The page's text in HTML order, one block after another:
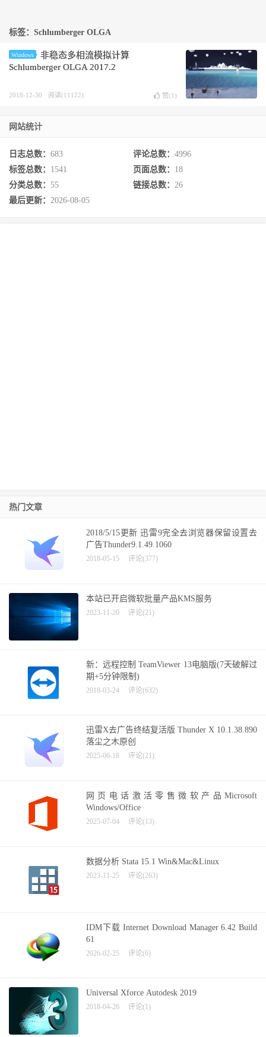
标签：Schlumberger OLGA
Windows
非稳态多相流模拟计算
Schlumberger OLGA 2017.2
2018-12-30 阅读(11122) 赞(1 )
网站统计
日志总数： 683 评论总数： 4996
标签总数： 1541 页面总数： 18
分类总数： 55 链接总数： 26
最后更新： 2026-08-05
热门文章
2018/5/15更新 迅雷9完全去浏览器保留设置去
广告Thunder9.1.49.1060
2018-05-15 评论(377)
本站已开启微软批量产品KMS服务
2023-11-20 评论(21)
新：远程控制 TeamViewer 13电脑版(7天破解过
期+5分钟限制)
2018-03-24 评论(632)
迅雷X去广告终结复活版 Thunder X 10.1.38.890
落尘之木原创
2025-06-18 评论(21)
网页电话激活零售微软产品Microsoft
Windows/Office
2025-07-04 评论(13)
数据分析 Stata 15.1 Win&Mac&Linux
2023-11-25 评论(263)
IDM下载 Internet Download Manager 6.42 Build
61
2026-02-25 评论(6)
Universal Xforce Autodesk 2019
2018-04-26 评论(1)